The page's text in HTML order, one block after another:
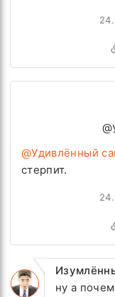
@Удивлённый
стерпит.
ну а